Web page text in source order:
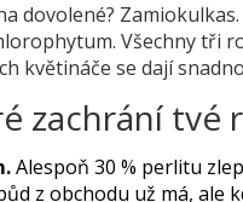
dovolené?
Všechny tři
květináče se dají
zachrání tvé
Alespoň 30 % perlitu
z obchodu už má, ale